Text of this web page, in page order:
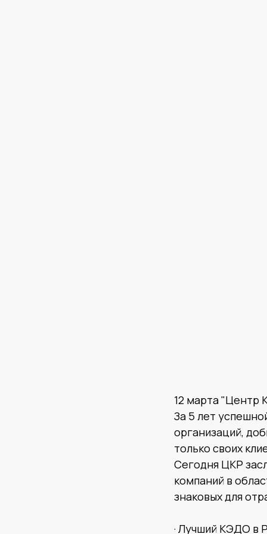
12 марта "Центр
За 5 лет
организаций,
только своих
Сегодня ЦКР
компаний в
знаковых для
· Лучший КЭДО в